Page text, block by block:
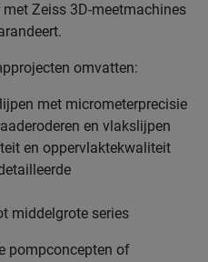
Zeiss 3D-meetmachines
omvatten:
met micrometerprecisie
en vlakslijpen
en oppervlaktekwaliteit
middelgrote series
pompconcepten of